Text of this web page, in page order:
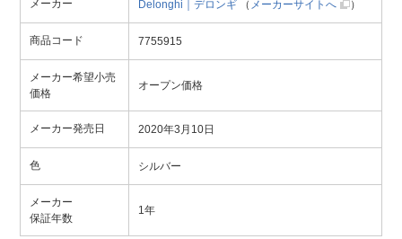
メーカー Delonghi｜デロンギ （ メーカーサイトへ ）
商品コード 7755915
メーカー希望小売
価格
オープン価格
メーカー発売日 2020年3月10日
色 シルバー
メーカー
保証年数
1年